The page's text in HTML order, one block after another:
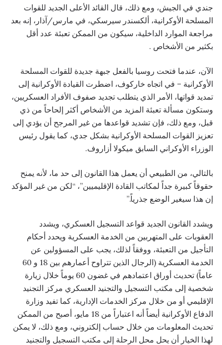
جندي في الجيش، ومع ذلك، قال القائد الأعلى الجديد للقوات
المسلحة الأوكرانية، ألكسندر سيرسكي، في مارس/آذار، إنه بعد
مراجعة الموارد الداخلية، سيكون من الممكن تعبئة عدد أقل
بكثير من الأشخاص .
الآن، عندما فتحت روسيا بالفعل جبهة جديدة للقوات المسلحة
الأوكرانية – في اتجاه خاركوف، اضطرت القيادة الأوكرانية إلى
تمديد قواتها، الأمر الذي يتطلب تجديد صفوف الأفراد العسكريين،
وستكون مسألة تعبئة المزيد من الأشخاص أكثر إلحاحاً من ذي
قبل، ومع ذلك، فإن تشديد قواعدها من غير المرجح أن يؤدي إلى
تعزيز القوات المسلحة الأوكرانية بشكل جدي، كما يقول رئيس
الوزراء الأوكراني السابق ميكولا أزاروف.
بالتالي، من الطبيعي أن يعمل هذا القانون إلى حد ما، لأنه يمنح
حقوقاً كبيرة جداً لمكاتب القادة الإقليميين”، “لكن من غير المؤكد
إن هذا سيغير الوضع جذرياً.”
ويشدد القانون الجديد قواعد التسجيل العسكري، ويشدد
العقوبات على المتهربين من الخدمة العسكرية ويحدد أحكام
التأجيل من التعبئة، ووفقاً لذلك، يجب على المسؤولين عن
الخدمة العسكرية (الرجال الذين تتراوح أعمارهم بين 18 و 60
عاماً) تحديث أوراق اعتمادهم في غضون 60 يوماً خلال زيارة
شخصية إلى مكتب التسجيل والتجنيد العسكري مركز التجنيد
الإقليمي أو من خلال مركز الخدمات الإدارية، كما تفيد وزارة
الدفاع الأوكرانية أيضاً أنه اعتباراً من 18 مايو، أصبح من الممكن
تحديث المعلومات من خلال حساب إلكتروني، ومع ذلك، لا يمكن
لهذا الخيار أن يحل محل الرحلة إلى مكتب التسجيل والتجنيد